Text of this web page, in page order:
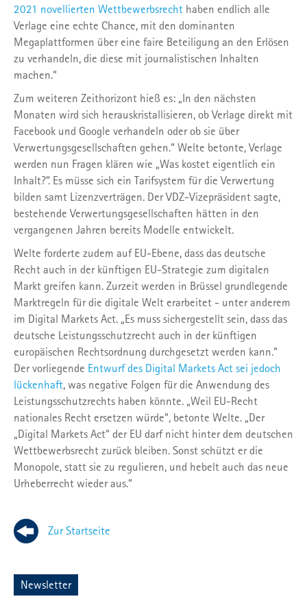
2021 novellierten Wettbewerbsrecht haben endlich alle
Verlage eine echte Chance, mit den dominanten
Megaplattformen über eine faire Beteiligung an den Erlösen
zu verhandeln, die diese mit journalistischen Inhalten
machen.“
Zum weiteren Zeithorizont hieß es: „In den nächsten
Monaten wird sich herauskristallisieren, ob Verlage direkt mit
Facebook und Google verhandeln oder ob sie über
Verwertungsgesellschaften gehen.“ Welte betonte, Verlage
werden nun Fragen klären wie „Was kostet eigentlich ein
Inhalt?“. Es müsse sich ein Tarifsystem für die Verwertung
bilden samt Lizenzverträgen. Der VDZ-Vizepräsident sagte,
bestehende Verwertungsgesellschaften hätten in den
vergangenen Jahren bereits Modelle entwickelt.
Welte forderte zudem auf EU-Ebene, dass das deutsche
Recht auch in der künftigen EU-Strategie zum digitalen
Markt greifen kann. Zurzeit werden in Brüssel grundlegende
Marktregeln für die digitale Welt erarbeitet - unter anderem
im Digital Markets Act. „Es muss sichergestellt sein, dass das
deutsche Leistungsschutzrecht auch in der künftigen
europäischen Rechtsordnung durchgesetzt werden kann.“
Der vorliegende Entwurf des Digital Markets Act sei jedoch
lückenhaft, was negative Folgen für die Anwendung des
Leistungsschutzrechts haben könnte. „Weil EU-Recht
nationales Recht ersetzen würde“, betonte Welte. „Der
„Digital Markets Act“ der EU darf nicht hinter dem deutschen
Wettbewerbsrecht zurück bleiben. Sonst schützt er die
Monopole, statt sie zu regulieren, und hebelt auch das neue
Urheberrecht wieder aus.“
Zur Startseite
Newsletter